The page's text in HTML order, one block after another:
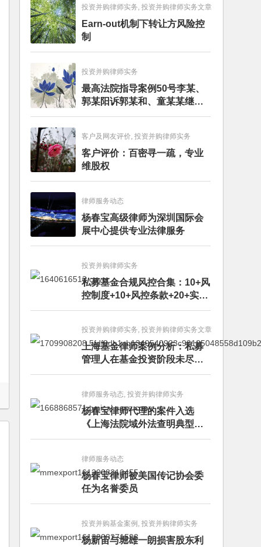
投资并购律师实务, 投资并购律师实务文章
Earn-out机制下转让方风险控
制
投资并购律师实务
最高法院指导案例50号李某、
郭某阳诉郭某和、童某某继承
纠纷案
客户及网友评价, 投资并购律师实务
客户评价：百密寻一疏，专业
维股权
律师服务动态
杨春宝高级律师为深圳国际会
展中心提供专业法律服务
投资并购律师实务
私募基金合规风控合集：10+风
控制度+10+风控条款+20+实务
文章+每月动态
投资并购律师实务, 投资并购律师实务文章
上海基金律师案例分析：私募
管理人在基金投资阶段未尽勤
勉义务的赔偿责任
律师服务动态, 投资并购律师实务
杨春宝律师代理的案件入选
《上海法院域外法查明典型案
例》
律师服务动态
杨春宝律师被美国传记协会委
任为名誉委员
投资并购基金案例, 投资并购律师实务
杨新宙与堀雄一朗损害股东利